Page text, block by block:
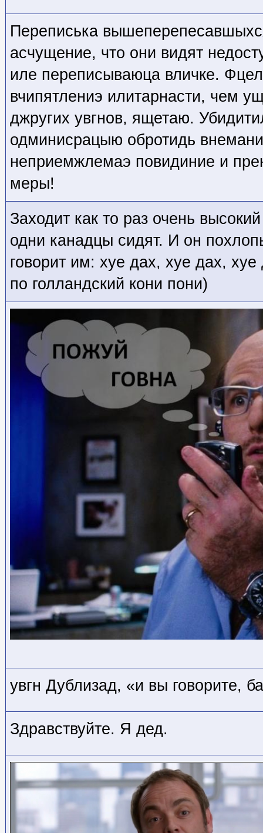
Переписька
асчущение, что они видят
иле переписываюца вличке.
вчипятлениэ илитарнасти, чем
джругих увгнов, ящетаю.
одминисрацыю обротидь
неприемжлемаэ повидиние и
меры!
Заходит как то раз очень
одни канадцы сидят. И он
говорит им: хуе дах, хуе дах,
по голландский кони пони)
увгн Дублизад, «и вы говорите,
Здравствуйте. Я дед.